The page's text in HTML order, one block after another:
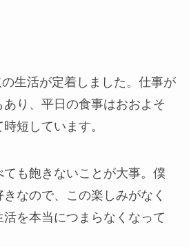
生活が定着しました。仕事が
り、平日の食事はおおよそ
短しています。
も飽きないことが大事。僕
なので、この楽しみがなく
を本当につまらなくなって